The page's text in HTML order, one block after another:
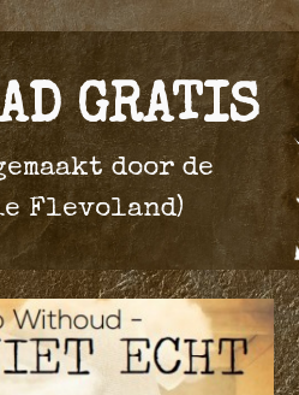
GRATIS
door de
Flevoland)